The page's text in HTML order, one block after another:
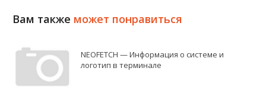
Вам также может понравиться
NEOFETCH — Информация о системе и
логотип в терминале